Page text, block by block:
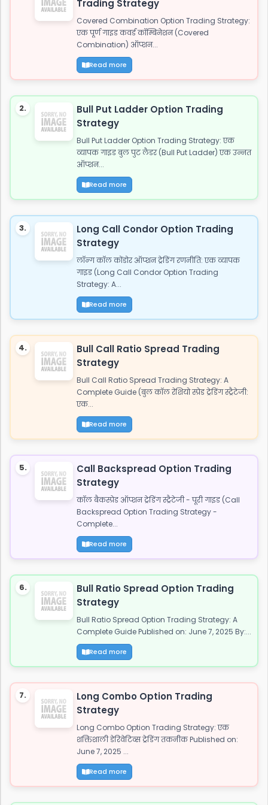
Trading Strategy
Covered Combination Option Trading Strategy:
एक पूर्ण गाइड कवर्ड कॉम्बिनेशन (Covered
Combination) ऑप्शन...
Read more
2.
Bull Put Ladder Option Trading
Strategy
Bull Put Ladder Option Trading Strategy: एक
व्यापक गाइड बुल पुट लैडर (Bull Put Ladder) एक उन्नत
ऑप्शन...
Read more
3.
Long Call Condor Option Trading
Strategy
लॉन्ग कॉल कोंडोर ऑप्शन ट्रेडिंग रणनीति: एक व्यापक
गाइड (Long Call Condor Option Trading
Strategy: A...
Read more
4.
Bull Call Ratio Spread Trading
Strategy
Bull Call Ratio Spread Trading Strategy: A
Complete Guide (बुल कॉल रेशियो स्प्रेड ट्रेडिंग स्ट्रैटेजी:
एक...
Read more
5.
Call Backspread Option Trading
Strategy
कॉल बैकस्प्रेड ऑप्शन ट्रेडिंग स्ट्रैटेजी - पूरी गाइड (Call
Backspread Option Trading Strategy -
Complete...
Read more
6.
Bull Ratio Spread Option Trading
Strategy
Bull Ratio Spread Option Trading Strategy: A
Complete Guide Published on: June 7, 2025 By:...
Read more
7.
Long Combo Option Trading
Strategy
Long Combo Option Trading Strategy: एक
शक्तिशाली डेरिवेटिव्स ट्रेडिंग तकनीक Published on:
June 7, 2025 ...
Read more